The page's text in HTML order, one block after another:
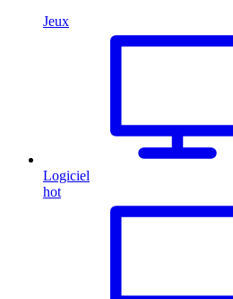
Jeux
Logiciel
hot